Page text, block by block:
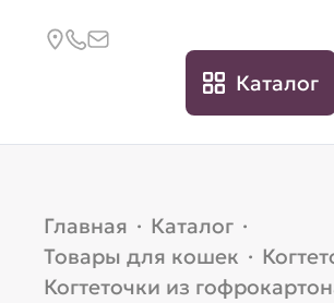
Каталог
Главная · Каталог ·
Товары для кошек ·
Когтеточки из